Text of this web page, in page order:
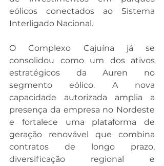
eólicos conectados ao Sistema
Interligado Nacional.
O Complexo Cajuína já se
consolidou como um dos ativos
estratégicos da Auren no
segmento eólico. A nova
capacidade autorizada amplia a
presença da empresa no Nordeste
e fortalece uma plataforma de
geração renovável que combina
contratos de longo prazo,
diversificação regional e